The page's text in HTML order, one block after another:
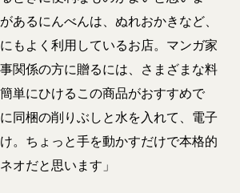
あるにんべんは、ぬれおかきなど、
もよく利用しているお店。マンガ家
関係の方に贈るには、さまざまな料
単にひけるこの商品がおすすめで
同梱の削りぶしと水を入れて、電子
。ちょっと手を動かすだけで本格的
オだと思います」